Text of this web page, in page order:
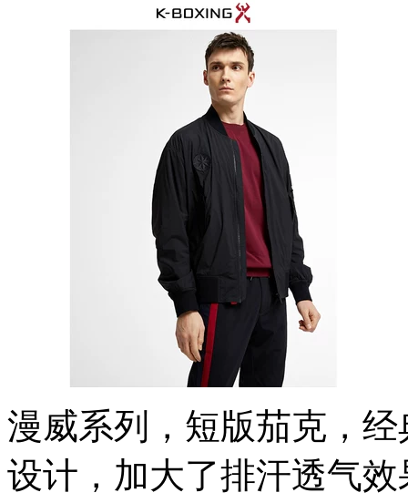
漫威系列，短版茄克，
设计，加大了排汗透气